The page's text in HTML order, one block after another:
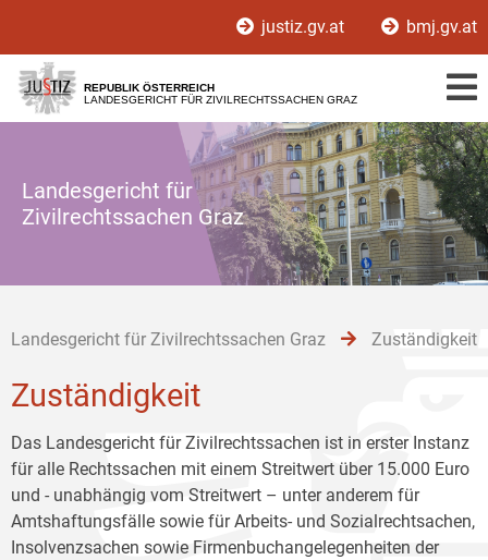
[1]
[2]
[3]
justiz.gv.at bmj.gv.at
REPUBLIK ÖSTERREICH
LANDESGERICHT FÜR ZIVILRECHTSSACHEN GRAZ
Landesgericht für
Zivilrechtssachen Graz
Landesgericht für Zivilrechtssachen Graz Zuständigkeit
Zuständigkeit
Das Landesgericht für Zivilrechtssachen ist in erster Instanz
für alle Rechtssachen mit einem Streitwert über 15.000 Euro
und - unabhängig vom Streitwert – unter anderem für
Amtshaftungsfälle sowie für Arbeits- und Sozialrechtsachen,
Insolvenzsachen sowie Firmenbuchangelegenheiten der